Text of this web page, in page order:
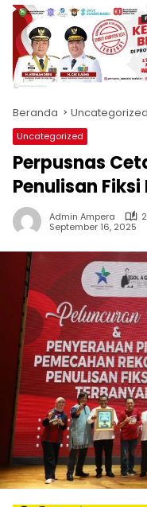
produk
antara
lain
mampu
menjadi
komunikasi
usaha
(beriklan),
fokus
pada
nasional
maupun
international,
bernuansa
lokal
dan
dinamis,
memiliki
kisaran
harga
iklan
yang
relatif
lebih
murah
dari
Koran
Beranda Uncategorized
Uncategorized
Perpusnas
Penulisan
Admin Ampera
September 16, 2025